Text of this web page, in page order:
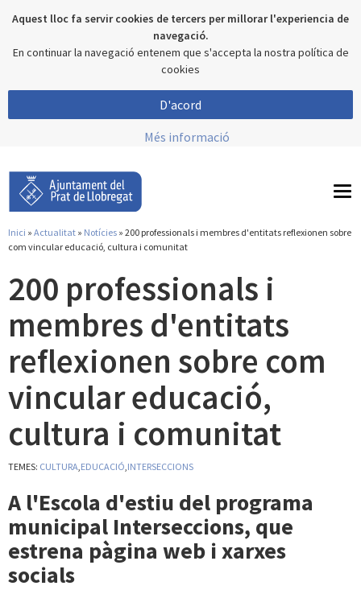
Aquest lloc fa servir cookies de tercers per millorar l'experiencia de
navegació.
En continuar la navegació entenem que s'accepta la nostra política de
cookies
D'acord
Més informació
Esteu aquí
Inici » Actualitat » Notícies » 200 professionals i membres d'entitats reflexionen sobre
com vincular educació, cultura i comunitat
200 professionals i
membres d'entitats
reflexionen sobre com
vincular educació,
cultura i comunitat
TEMES: CULTURA,EDUCACIÓ,INTERSECCIONS
A l'Escola d'estiu del programa
municipal Interseccions, que
estrena pàgina web i xarxes
socials